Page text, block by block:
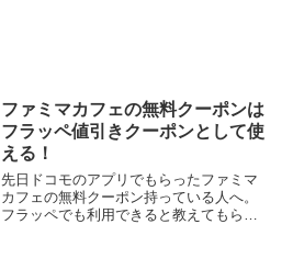
ファミマカフェの無料クーポンは
フラッペ値引きクーポンとして使
える！
先日ドコモのアプリでもらったファミマ
カフェの無料クーポン持っている人へ。
フラッペでも利用できると教えてもらい